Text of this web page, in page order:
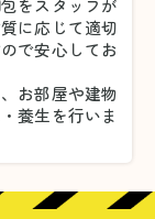
をスタッフが
に応じて適切
で安心してお
お部屋や建物
養生を行いま